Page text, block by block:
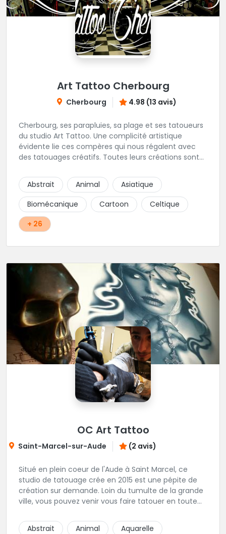
Art Tattoo Cherbourg
Cherbourg 4.98 (13 avis)
Cherbourg, ses parapluies, sa plage et ses tatoueurs
du studio Art Tattoo. Une complicité artistique
évidente lie ces compères qui nous régalent avec
des tatouages créatifs. Toutes leurs créations sont
d'hygiène les plus strictes. Du new-school, du old
school, fantasy ou encore réaliste, Niko, Anthony,
Cody et les nombreux Guest seront adapter vos
idées en tatouages uniques et créatifs.
Abstrait Animal
Asiatique
Biomécanique
Cartoon
Celtique
+ 26
OC Art Tattoo
Saint-Marcel-sur-Aude (2 avis)
Situé en plein coeur de l'Aude à Saint Marcel, ce
studio de tatouage crée en 2015 est une pépite de
création sur demande. Loin du tumulte de la grande
ville, vous pouvez venir vous faire tatouer en toute
projet avec Alex. Une superbe adresse dans l'aude.
Abstrait Animal
Aquarelle